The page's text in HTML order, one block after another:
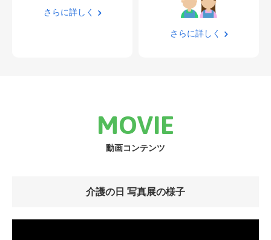
さらに詳しく
さらに詳しく
MOVIE
動画コンテンツ
介護の日 写真展の様子